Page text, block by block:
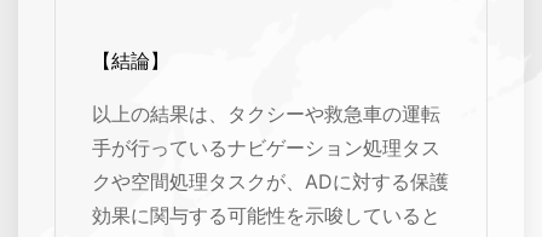
【結論】
以上の結果は、タクシーや救急車の運転
手が行っているナビゲーション処理タス
クや空間処理タスクが、ADに対する保護
効果に関与する可能性を示唆していると